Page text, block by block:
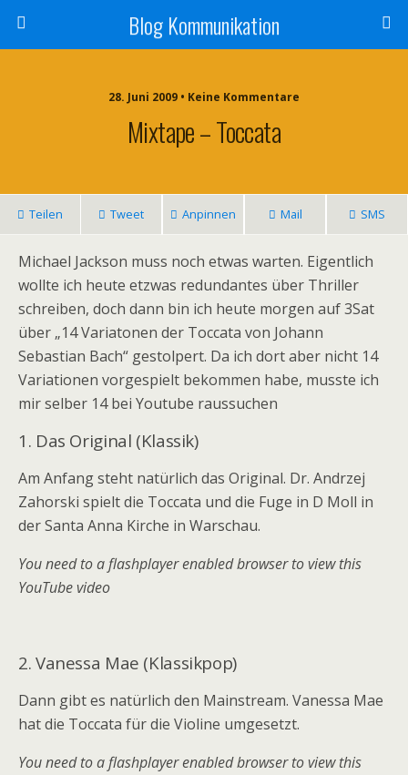
Blog Kommunikation
28. Juni 2009 • Keine Kommentare
Mixtape – Toccata
Teilen Tweet Anpinnen Mail SMS
Michael Jackson muss noch etwas warten. Eigentlich
wollte ich heute etzwas redundantes über Thriller
schreiben, doch dann bin ich heute morgen auf 3Sat
über „14 Variatonen der Toccata von Johann
Sebastian Bach“ gestolpert. Da ich dort aber nicht 14
Variationen vorgespielt bekommen habe, musste ich
mir selber 14 bei Youtube raussuchen
1. Das Original (Klassik)
Am Anfang steht natürlich das Original. Dr. Andrzej
Zahorski spielt die Toccata und die Fuge in D Moll in
der Santa Anna Kirche in Warschau.
You need to a flashplayer enabled browser to view this
YouTube video
2. Vanessa Mae (Klassikpop)
Dann gibt es natürlich den Mainstream. Vanessa Mae
hat die Toccata für die Violine umgesetzt.
You need to a flashplayer enabled browser to view this